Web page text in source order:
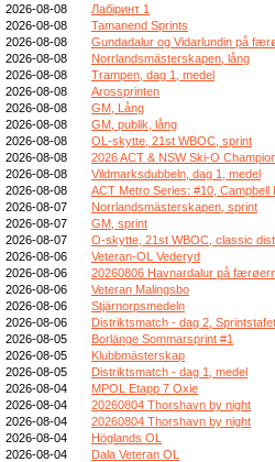
2026-08-08
Лабіринт 1
2026-08-08
Tamanend Sprints
2026-08-08
Gundadalur og Vidarlundin på
2026-08-08
Norrlandsmästerskapen, lång
2026-08-08
Trampen, dag 1, medel
2026-08-08
Arossprinten
2026-08-08
GM, Lång
2026-08-08
GM, publik, lång
2026-08-08
OL-skytte, 21st WBOC, sprint
2026-08-08
2026 ACT & NSW Ski-O
2026-08-08
Vildmarksdubbeln, dag 1, medel
2026-08-08
ACT Metro Series: #10, Campbell
2026-08-07
Norrlandsmästerskapen, sprint
2026-08-07
GM, sprint
2026-08-07
O-skytte, 21st WBOC, classic
2026-08-06
Veteran-OL Vederyd
2026-08-06
20260806 Havnardalur på
2026-08-06
Veteran Malingsbo
2026-08-06
Stjärnorpsmedeln
2026-08-06
Distriktsmatch - dag 2,
2026-08-05
Borlänge Sommarsprint #1
2026-08-05
Klubbmästerskap
2026-08-05
Distriktsmatch - dag 1, medel
2026-08-04
MPOL Etapp 7 Oxie
2026-08-04
20260804 Thorshavn by night
2026-08-04
20260804 Thorshavn by night
2026-08-04
Höglands OL
2026-08-04
Dala Veteran OL